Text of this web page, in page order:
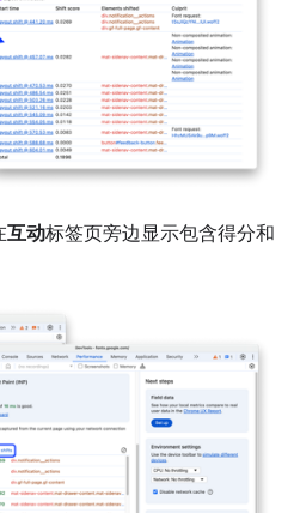
互动标签页旁边显示包含得分和